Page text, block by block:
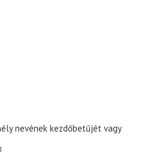
nevének kezdőbetűjét vagy